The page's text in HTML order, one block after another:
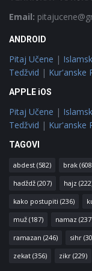
Email:
ANDROID
Pitaj Učene |
Tedžvid | Kur'anske
APPLE iOS
Pitaj Učene |
Tedžvid | Kur'anske
TAGOVI
abdest (582) brak
hadždž (207) hajz
kako postupiti (236)
muž (187) namaz
ramazan (246) sihr
zekat (356) zikr (229)